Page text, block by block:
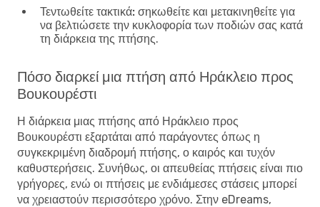
Τεντωθείτε τακτικά: σηκωθείτε και μετακινηθείτε για
να βελτιώσετε την κυκλοφορία των ποδιών σας κατά
τη διάρκεια της πτήσης.
Πόσο διαρκεί μια πτήση από Ηράκλειο προς
Βουκουρέστι
Η διάρκεια μιας πτήσης από Ηράκλειο προς
Βουκουρέστι εξαρτάται από παράγοντες όπως η
συγκεκριμένη διαδρομή πτήσης, ο καιρός και τυχόν
καθυστερήσεις. Συνήθως, οι απευθείας πτήσεις είναι πιο
γρήγορες, ενώ οι πτήσεις με ενδιάμεσες στάσεις μπορεί
να χρειαστούν περισσότερο χρόνο. Στην eDreams,